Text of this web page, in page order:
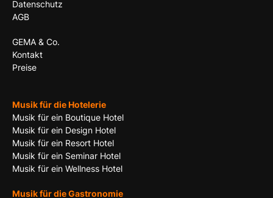
Datenschutz
AGB
GEMA & Co.
Kontakt
Preise
Musik für die Hotelerie
Musik für ein Boutique Hotel
Musik für ein Design Hotel
Musik für ein Resort Hotel
Musik für ein Seminar Hotel
Musik für ein Wellness Hotel
Musik für die Gastronomie